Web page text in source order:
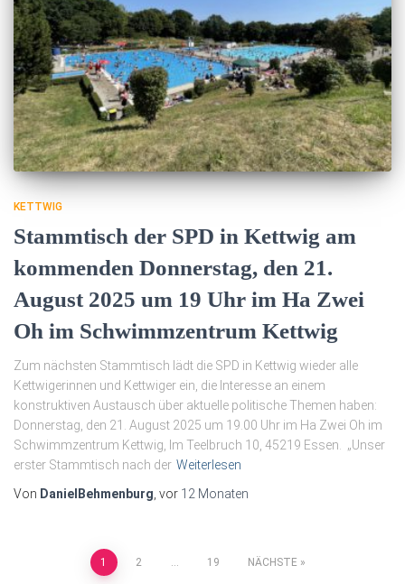
KETTWIG
Stammtisch der SPD in Kettwig am
kommenden Donnerstag, den 21.
August 2025 um 19 Uhr im Ha Zwei
Oh im Schwimmzentrum Kettwig
Zum nächsten Stammtisch lädt die SPD in Kettwig wieder alle
Kettwigerinnen und Kettwiger ein, die Interesse an einem
konstruktiven Austausch über aktuelle politische Themen haben:
Donnerstag, den 21. August 2025 um 19.00 Uhr im Ha Zwei Oh im
Schwimmzentrum Kettwig, Im Teelbruch 10, 45219 Essen. „Unser
erster Stammtisch nach der Weiterlesen
Von DanielBehmenburg , vor 12 Monaten
Seitennummerierung
1 2 19 NÄCHSTE